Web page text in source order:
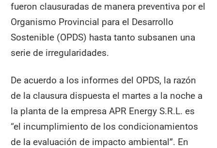
fueron clausuradas de manera preventiva por el
Organismo Provincial para el Desarrollo
Sostenible (OPDS) hasta tanto subsanen una
serie de irregularidades.
De acuerdo a los informes del OPDS, la razón
de la clausura dispuesta el martes a la noche a
la planta de la empresa APR Energy S.R.L. es
“el incumplimiento de los condicionamientos
de la evaluación de impacto ambiental”. En